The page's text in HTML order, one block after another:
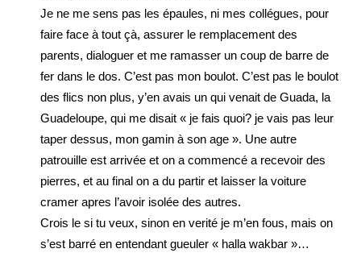
Je ne me sens pas les épaules, ni mes collégues, pour
faire face à tout çà, assurer le remplacement des
parents, dialoguer et me ramasser un coup de barre de
fer dans le dos. C’est pas mon boulot. C’est pas le boulot
des flics non plus, y’en avais un qui venait de Guada, la
Guadeloupe, qui me disait « je fais quoi? je vais pas leur
taper dessus, mon gamin à son age ». Une autre
patrouille est arrivée et on a commencé a recevoir des
pierres, et au final on a du partir et laisser la voiture
cramer apres l’avoir isolée des autres.
Crois le si tu veux, sinon en verité je m’en fous, mais on
s’est barré en entendant gueuler « halla wakbar »…